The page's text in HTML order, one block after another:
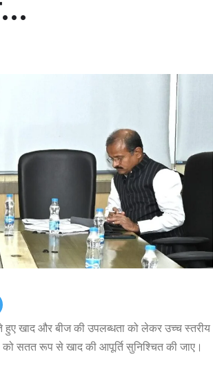
खाद और बीज की उपलब्धता को लेकर उच्च स्तरीय
को सतत रूप से खाद की आपूर्ति सुनिश्चित की जाए।